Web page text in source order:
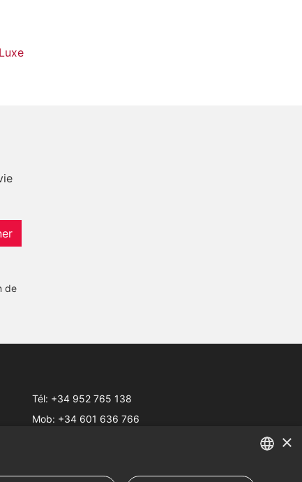
Luxe
de
Tél: +34 952 765 138
Mob: +34 601 636 766
www.dmproperties.com
ENGLISH
×